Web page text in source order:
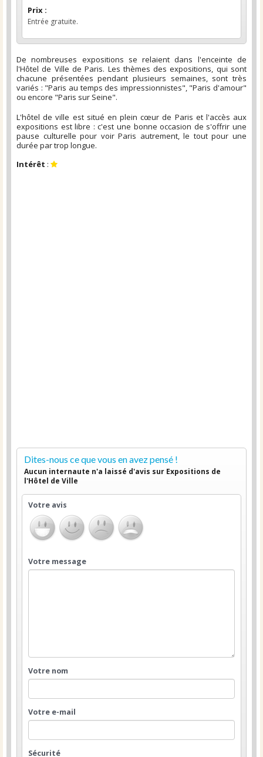
Prix :
Entrée gratuite.
De nombreuses expositions se relaient dans l'enceinte de
l'Hôtel de Ville de Paris. Les thèmes des expositions, qui sont
chacune présentées pendant plusieurs semaines, sont très
variés : "Paris au temps des impressionnistes", "Paris d'amour"
ou encore "Paris sur Seine".
L'hôtel de ville est situé en plein cœur de Paris et l'accès aux
expositions est libre : c'est une bonne occasion de s'offrir une
pause culturelle pour voir Paris autrement, le tout pour une
durée par trop longue.
Intérêt :
Dites-nous ce que vous en avez pensé !
Aucun internaute n'a laissé d'avis sur Expositions de
l'Hôtel de Ville
Votre avis
Votre message
Votre nom
Votre e-mail
Sécurité